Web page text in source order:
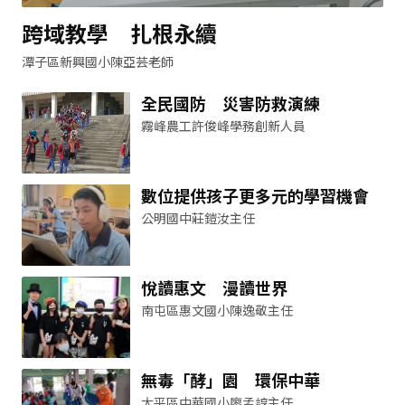
跨域教學 扎根永續
潭子區新興國小陳亞芸老師
全民國防 災害防救演練
霧峰農工許俊峰學務創新人員
數位提供孩子更多元的學習機會
公明國中莊鎧汝主任
悅讀惠文 漫讀世界
南屯區惠文國小陳逸敬主任
無毒「酵」園 環保中華